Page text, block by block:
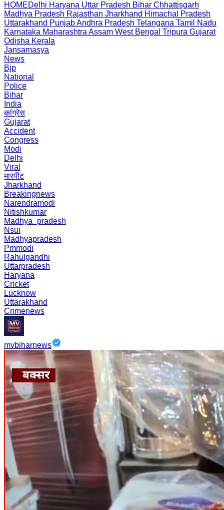
HOMEDelhi Haryana Uttar Pradesh Bihar Chhattisgarh
Madhya Pradesh Rajasthan Jharkhand Himachal Pradesh
Uttarakhand PunjabAndhra Pradesh Telangana Tamil Nadu
Karnataka Maharashtra Assam West Bengal Tripura Gujarat
Odisha Kerala
Jansamasya
News
Bjp
National
Police
Bihar
India
कांग्रेस
Gujarat
Accident
Congress
Modi
Delhi
Viral
मारपीट
Jharkhand
Breakingnews
Narendramodi
Nitishkumar
Madhya_pradesh
Nsui
Madhyapradesh
Pmmodi
Rahulgandhi
Uttarpradesh
Haryana
Cricket
Lucknow
Uttarakhand
Crimenews
mvbiharnews